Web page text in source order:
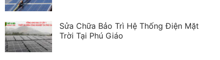
Sửa Chữa Bảo Trì Hệ Thống Điện Mặt
Trời Tại Phú Giáo